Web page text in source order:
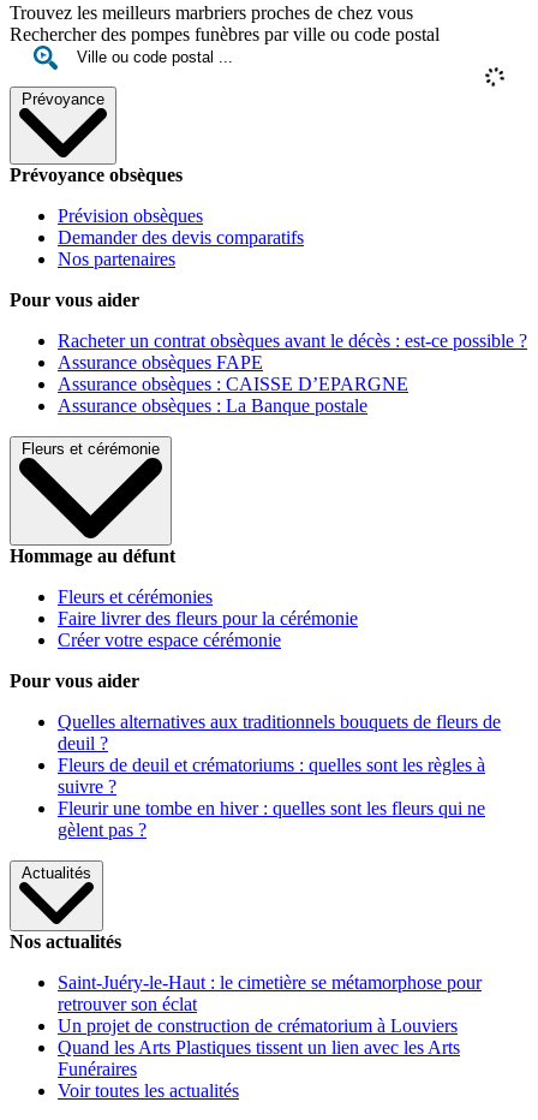
Trouvez les meilleurs marbriers proches de chez vous
Rechercher des pompes funèbres par ville ou code postal
Prévoyance
Prévoyance obsèques
Prévision obsèques
Demander des devis comparatifs
Nos partenaires
Pour vous aider
Racheter un contrat obsèques avant le décès : est-ce possible ?
Assurance obsèques FAPE
Assurance obsèques : CAISSE D’EPARGNE
Assurance obsèques : La Banque postale
Fleurs et cérémonie
Hommage au défunt
Fleurs et cérémonies
Faire livrer des fleurs pour la cérémonie
Créer votre espace cérémonie
Pour vous aider
Quelles alternatives aux traditionnels bouquets de fleurs de
deuil ?
Fleurs de deuil et crématoriums : quelles sont les règles à
suivre ?
Fleurir une tombe en hiver : quelles sont les fleurs qui ne
gèlent pas ?
Actualités
Nos actualités
Saint-Juéry-le-Haut : le cimetière se métamorphose pour
retrouver son éclat
Un projet de construction de crématorium à Louviers
Quand les Arts Plastiques tissent un lien avec les Arts
Funéraires
Voir toutes les actualités